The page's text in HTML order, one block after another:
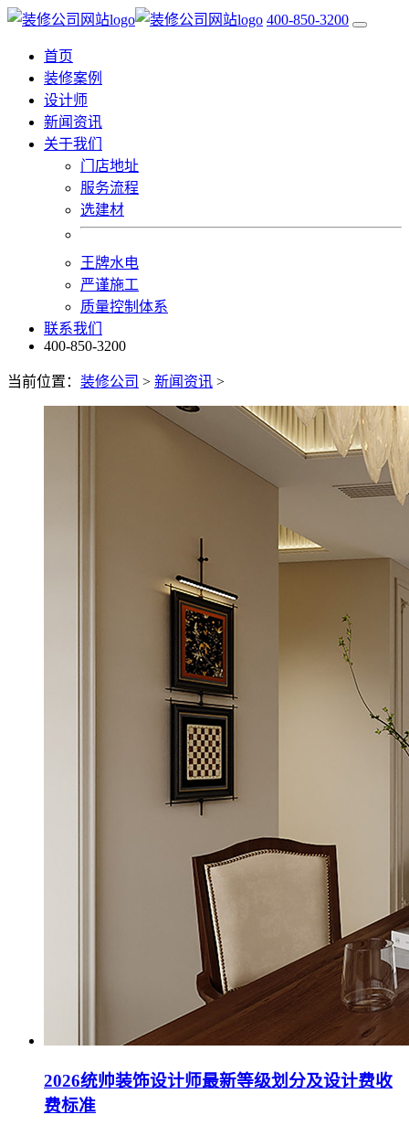
400-850-3200
首页
装修案例
设计师
新闻资讯
关于我们
门店地址
服务流程
选建材
王牌水电
严谨施工
质量控制体系
联系我们
400-850-3200
当前位置： 装修公司 > 新闻资讯 >
2026统帅装饰设计师最新等级划分及设计费收
费标准